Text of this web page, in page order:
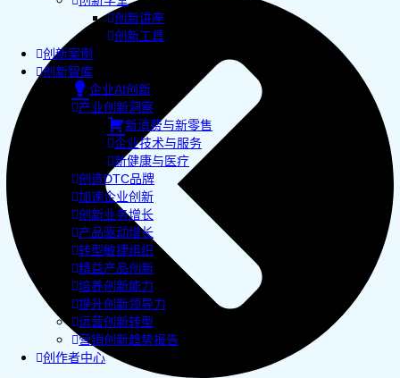
创新讲座
创新工具
创新案例
创新智库
企业AI创新
产业创新洞察
新消费与新零售
企业技术与服务
新健康与医疗
创造DTC品牌
加速企业创新
创新业务增长
产品驱动增长
转型敏捷组织
精益产品创新
培养创新能力
提升创新领导力
运营创新转型
营销创新趋势报告
创作者中心